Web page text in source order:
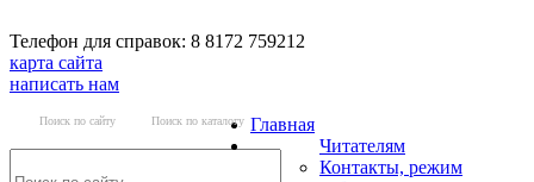
Телефон для справок: 8 8172 759212
карта сайта
написать нам
Поиск по сайту Поиск по каталогу Главная
Читателям
Контакты, режим